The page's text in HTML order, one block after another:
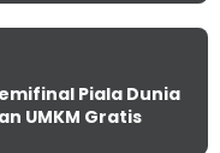
Piala Dunia
UMKM Gratis